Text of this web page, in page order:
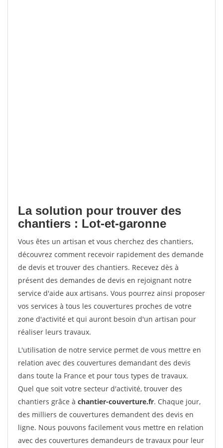
La solution pour trouver des
chantiers : Lot-et-garonne
Vous êtes un artisan et vous cherchez des chantiers,
découvrez comment recevoir rapidement des demande
de devis et trouver des chantiers. Recevez dès à
présent des demandes de devis en rejoignant notre
service d'aide aux artisans. Vous pourrez ainsi proposer
vos services à tous les couvertures proches de votre
zone d'activité et qui auront besoin d'un artisan pour
réaliser leurs travaux.
L'utilisation de notre service permet de vous mettre en
relation avec des couvertures demandant des devis
dans toute la France et pour tous types de travaux.
Quel que soit votre secteur d'activité, trouver des
chantiers grâce à chantier-couverture.fr. Chaque jour,
des milliers de couvertures demandent des devis en
ligne. Nous pouvons facilement vous mettre en relation
avec des couvertures demandeurs de travaux pour leur